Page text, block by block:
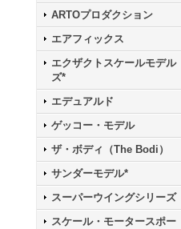
ARTOプロダクション
エアフィックス
エクザクトスケールモデル
ズ*
エデュアルド
ゲッコー・モデル
ザ・ボディ（The Bodi）
サンダーモデル*
スーパーウイングシリーズ
スケール・モータースポー